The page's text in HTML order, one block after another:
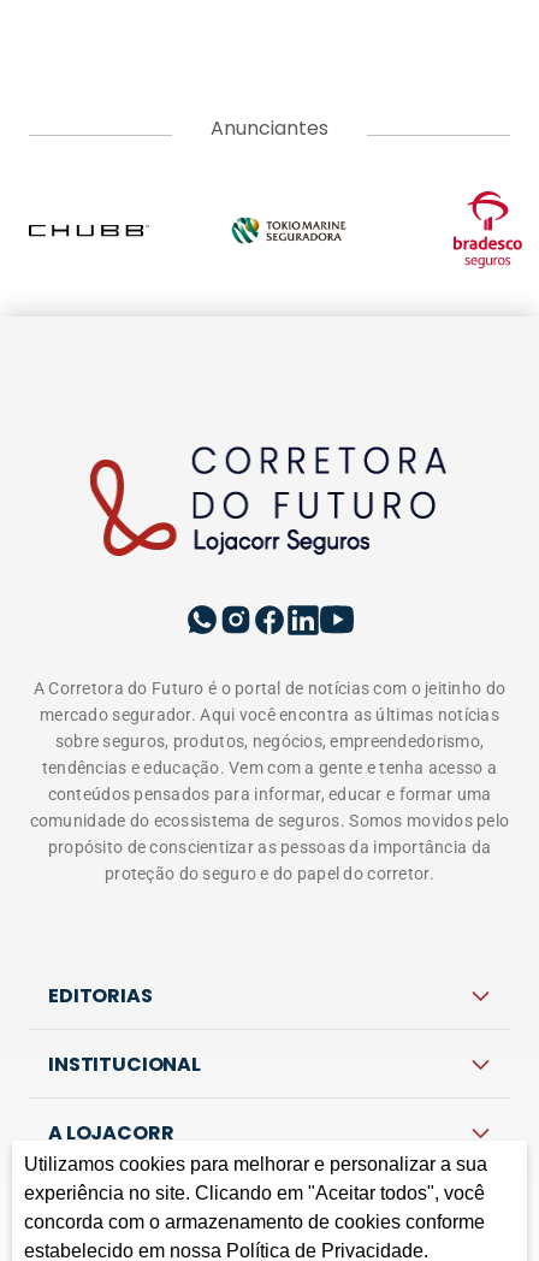
Anunciantes
A Corretora do Futuro é o portal de notícias com o jeitinho do
mercado segurador. Aqui você encontra as últimas notícias
sobre seguros, produtos, negócios, empreendedorismo,
tendências e educação. Vem com a gente e tenha acesso a
conteúdos pensados para informar, educar e formar uma
comunidade do ecossistema de seguros. Somos movidos pelo
propósito de conscientizar as pessoas da importância da
proteção do seguro e do papel do corretor.
EDITORIAS
INSTITUCIONAL
A LOJACORR
Política de privacidadeTermos de UsoFale Conosco
Utilizamos cookies para melhorar e personalizar a sua
experiência no site. Clicando em "Aceitar todos", você
concorda com o armazenamento de cookies conforme
estabelecido em nossa Política de Privacidade.